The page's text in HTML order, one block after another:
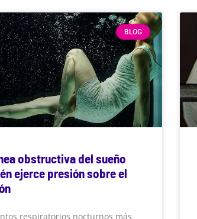
BLOG
obstructiva del sueño
ejerce presión sobre el
respiratorios nocturnos más